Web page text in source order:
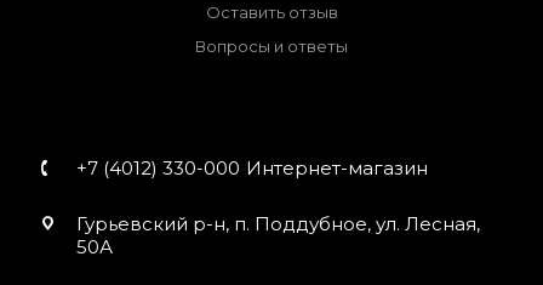
Оставить отзыв
Вопросы и ответы
+7 (4012) 330-000 Интернет-магазин
Гурьевский р-н, п. Поддубное, ул. Лесная,
50А